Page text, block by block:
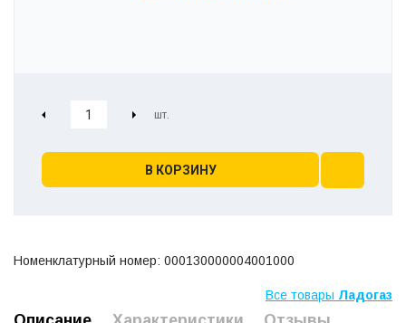
В КОРЗИНУ
Номенклатурный номер: 000130000004001000
Все товары Ладогаз